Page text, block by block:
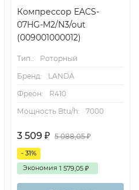
Компрессор EACS-
07HG-M2/N3/out
(009001000012)
Тип.:
Роторный
Бренд:
LANDA
Фреон:
R410
Мощность Btu/h:
7000
3 509 ₽ 5 088,05₽
- 31%
Экономия 1 579,05 ₽